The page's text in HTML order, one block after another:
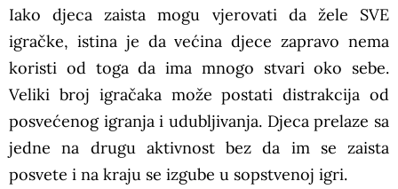
Iako djeca zaista mogu vjerovati da žele SVE
igračke, istina je da većina djece zapravo nema
koristi od toga da ima mnogo stvari oko sebe.
Veliki broj igračaka može postati distrakcija od
posvećenog igranja i udubljivanja. Djeca prelaze sa
jedne na drugu aktivnost bez da im se zaista
posvete i na kraju se izgube u sopstvenoj igri.